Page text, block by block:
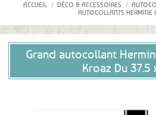
ACCUEIL / DÉCO & ACCESSOIRES /
AUTOCOLLANTS HERMINE
Grand autocollant
Kroaz Du 37.5